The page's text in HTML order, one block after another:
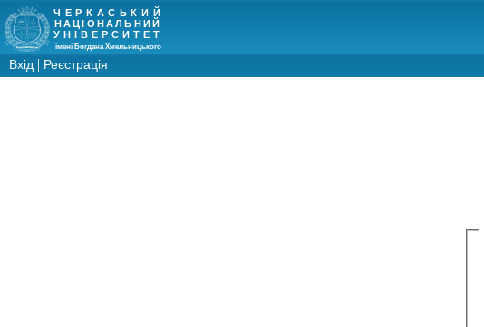
ЧЕРКАСЬКИЙ
НАЦІОНАЛЬНИЙ
УНІВЕРСИТЕТ
імені Богдана Хмельницького
Вхід | Реєстрація